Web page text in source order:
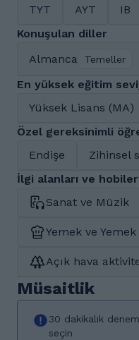
TYT AYT
IB
Konuşulan diller
Almanca
Temeller
En yüksek eğitim
Yüksek Lisans (MA)
Özel gereksinimli
Endişe
Zihinsel
İlgi alanları ve hobiler
Sanat ve Müzik
Yemek ve
Açık hava
Müsaitlik
30 dakikalık
seçin